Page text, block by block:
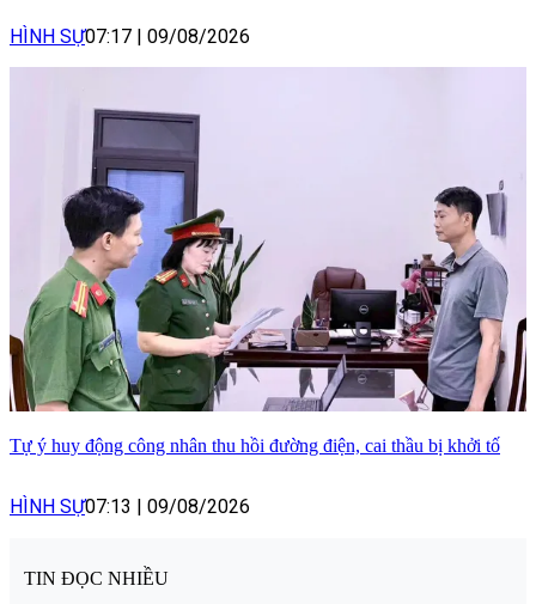
HÌNH SỰ07:17 09/08/2026
Tự ý huy động công nhân thu hồi đường điện, cai thầu bị khởi tố
HÌNH SỰ07:13 09/08/2026
TIN ĐỌC NHIỀU